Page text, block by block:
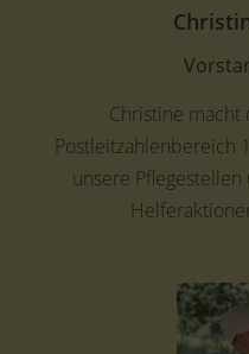
Christine
Postleitzahlenbereich
unsere